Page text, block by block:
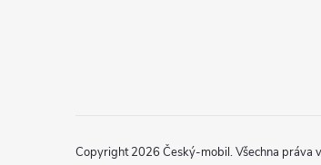
Copyright 2026 Český-mobil. Všechna práva